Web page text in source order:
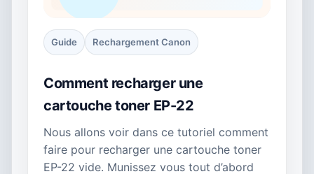
Guide Rechargement Canon
Comment recharger une
cartouche toner EP-22
Nous allons voir dans ce tutoriel comment
faire pour recharger une cartouche toner
EP-22 vide. Munissez vous tout d’abord